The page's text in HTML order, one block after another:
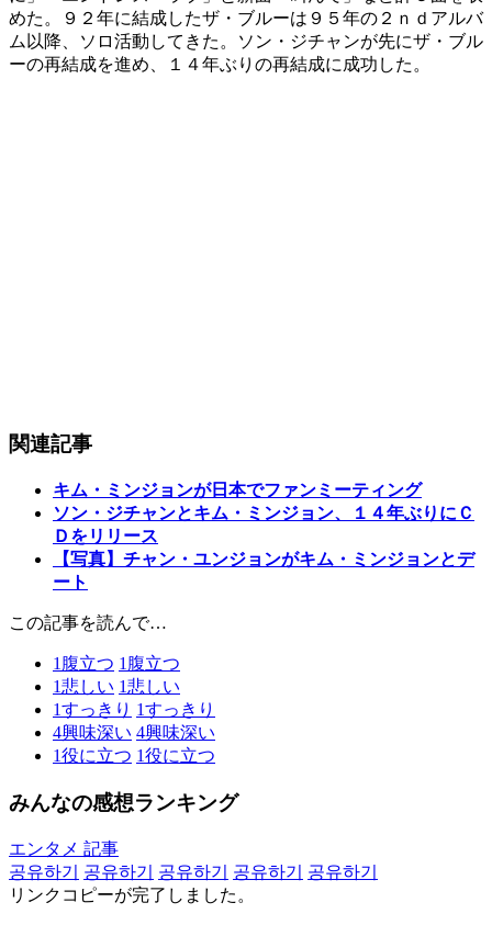
めた。９２年に結成したザ・ブルーは９５年の２ｎｄアルバ
ム以降、ソロ活動してきた。ソン・ジチャンが先にザ・ブル
ーの再結成を進め、１４年ぶりの再結成に成功した。
関連記事
キム・ミンジョンが日本でファンミーティング
ソン・ジチャンとキム・ミンジョン、１４年ぶりにＣ
Ｄをリリース
【写真】チャン・ユンジョンがキム・ミンジョンとデ
ート
この記事を読んで…
1 腹立つ 1 腹立つ
1悲しい 1悲しい
1すっきり 1すっきり
4興味深い 4興味深い
1役に立つ 1役に立つ
みんなの感想ランキング
エンタメ 記事
공유하기
공유하기 공유하기 공유하기
공유하기
リンクコピーが完了しました。